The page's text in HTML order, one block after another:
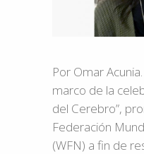
Por Omar
marco de la
del Cerebro”,
Federación
(WFN) a fin de